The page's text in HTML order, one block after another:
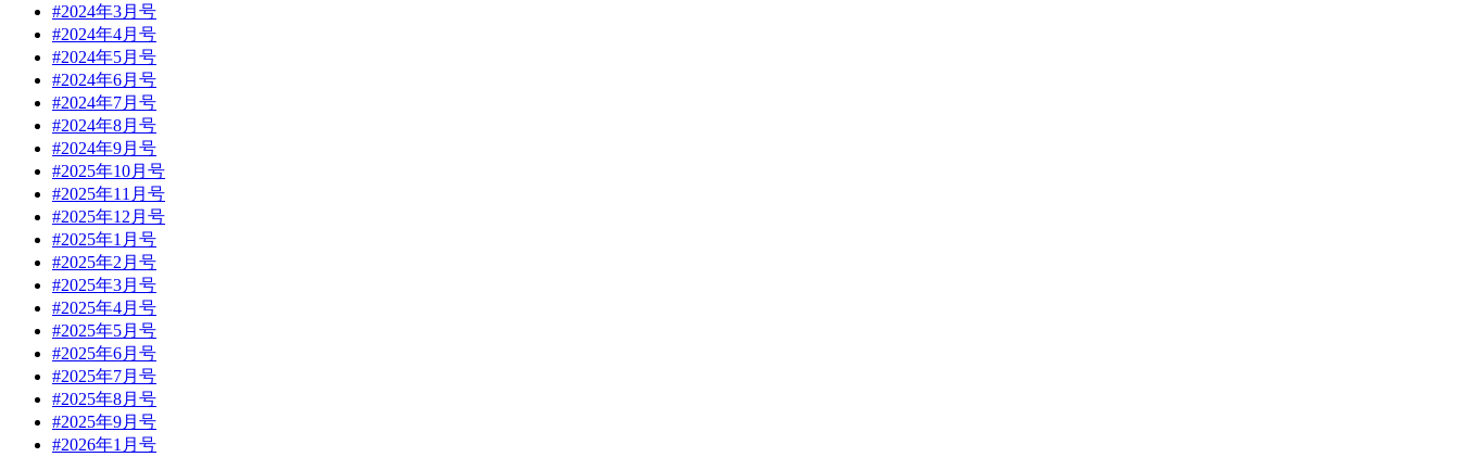
#2024年3月号
#2024年4月号
#2024年5月号
#2024年6月号
#2024年7月号
#2024年8月号
#2024年9月号
#2025年10月号
#2025年11月号
#2025年12月号
#2025年1月号
#2025年2月号
#2025年3月号
#2025年4月号
#2025年5月号
#2025年6月号
#2025年7月号
#2025年8月号
#2025年9月号
#2026年1月号